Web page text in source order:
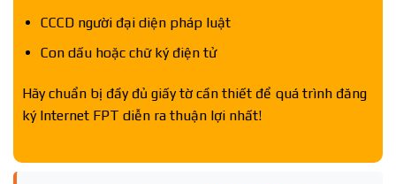
CCCD người đại diện pháp luật
Con dấu hoặc chữ ký điện tử
Hãy chuẩn bị đầy đủ giấy tờ cần thiết để quá trình đăng
ký Internet FPT diễn ra thuận lợi nhất!